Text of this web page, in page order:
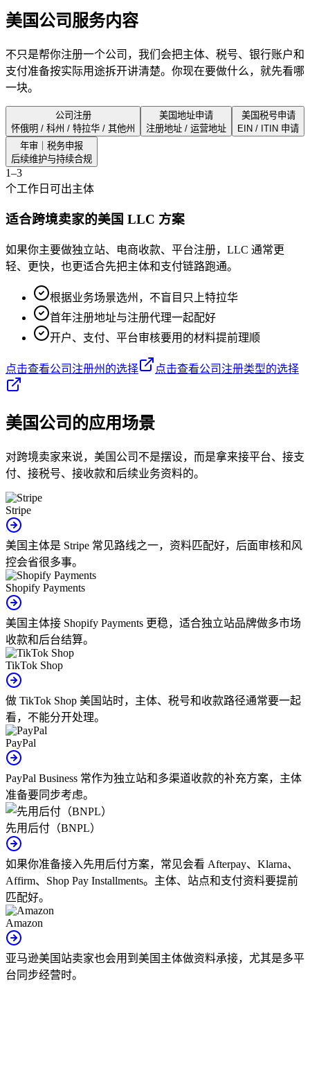
美国公司服务内容
不只是帮你注册一个公司，我们会把主体、税号、银行账户和
支付准备按实际用途拆开讲清楚。你现在要做什么，就先看哪
一块。
公司注册
怀俄明 / 科州 / 特拉华 / 其他州
美国地址申请
注册地址 / 运营地址
美国税号申请
EIN / ITIN 申请
年审｜税务申报
后续维护与持续合规
1–3
个工作日可出主体
适合跨境卖家的美国 LLC 方案
如果你主要做独立站、电商收款、平台注册，LLC 通常更
轻、更快，也更适合先把主体和支付链路跑通。
根据业务场景选州，不盲目只上特拉华
首年注册地址与注册代理一起配好
开户、支付、平台审核要用的材料提前理顺
点击查看公司注册州的选择 点击查看公司注册类型的选择
美国公司的应用场景
对跨境卖家来说，美国公司不是摆设，而是拿来接平台、接支
付、接税号、接收款和后续业务资料的。
Stripe
美国主体是 Stripe 常见路线之一，资料匹配好，后面审核和风
控会省很多事。
Shopify Payments
美国主体接 Shopify Payments 更稳，适合独立站品牌做多市场
收款和后台结算。
TikTok Shop
做 TikTok Shop 美国站时，主体、税号和收款路径通常要一起
看，不能分开处理。
PayPal
PayPal Business 常作为独立站和多渠道收款的补充方案，主体
准备要同步考虑。
先用后付（BNPL）
如果你准备接入先用后付方案，常见会看 Afterpay、Klarna、
Affirm、Shop Pay Installments。主体、站点和支付资料要提前
匹配好。
Amazon
亚马逊美国站卖家也会用到美国主体做资料承接，尤其是多平
台同步经营时。